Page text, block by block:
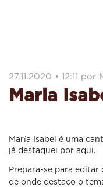
27.11.2020 • 12:11
Maria
María Isabel é uma
já destaquei por aqui.
Prepara-se para editar
de onde destaco o